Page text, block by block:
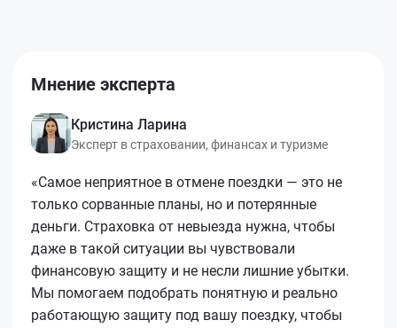
Мнение эксперта
Кристина Ларина
Эксперт в страховании, финансах и туризме
«Самое неприятное в отмене поездки — это не
только сорванные планы, но и потерянные
деньги. Страховка от невыезда нужна, чтобы
даже в такой ситуации вы чувствовали
финансовую защиту и не несли лишние убытки.
Мы помогаем подобрать понятную и реально
работающую защиту под вашу поездку, чтобы